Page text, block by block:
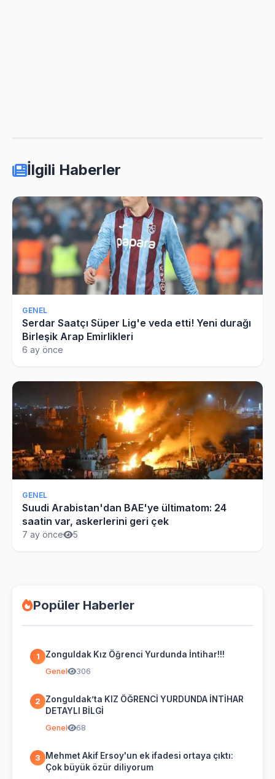
İlgili Haberler
GENEL
Serdar Saatçı Süper Lig'e veda etti! Yeni durağı
Birleşik Arap Emirlikleri
6 ay önce
GENEL
Suudi Arabistan'dan BAE'ye ültimatom: 24
saatin var, askerlerini geri çek
7 ay önce 5
Popüler Haberler
1 Zonguldak Kız Öğrenci Yurdunda İntihar!!!
Genel 306
2
Zonguldak’ta KIZ ÖĞRENCİ YURDUNDA İNTİHAR
DETAYLI BİLGİ
Genel 68
3
Mehmet Akif Ersoy'un ek ifadesi ortaya çıktı:
Çok büyük özür diliyorum